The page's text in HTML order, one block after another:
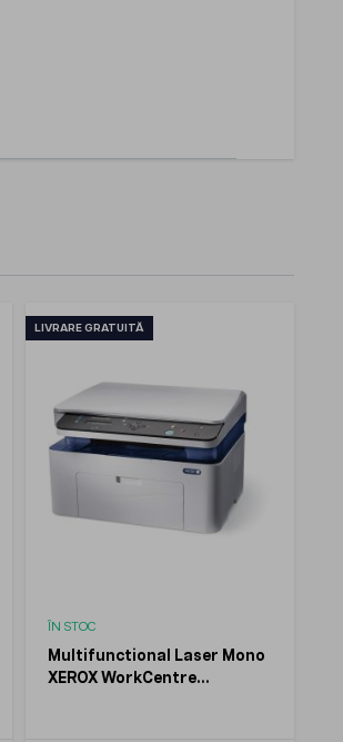
LIVRARE GRATUITĂ
ÎN STOC
Multifunctional Laser Mono
XEROX WorkCentre